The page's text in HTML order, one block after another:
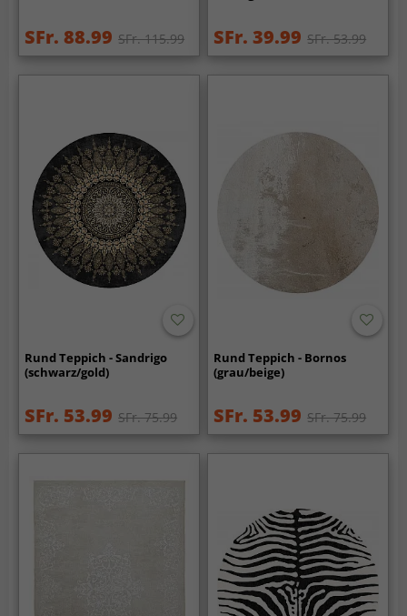
SFr. 88.99 SFr. 115.99 SFr. 39.99 SFr. 53.99
Rund Teppich - Sandrigo
(schwarz/gold)
SFr. 53.99 SFr. 75.99
Rund Teppich - Bornos
(grau/beige)
SFr. 53.99 SFr. 75.99